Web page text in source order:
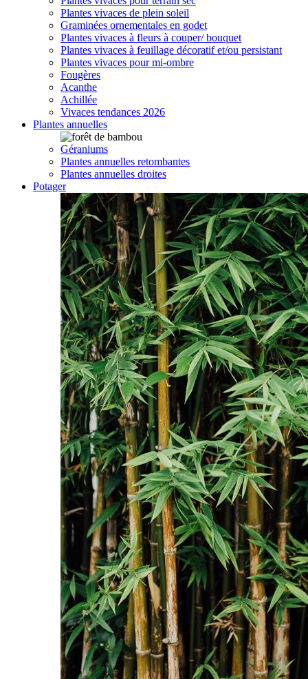
Plantes vivaces de plein soleil
Graminées ornementales en godet
Plantes vivaces à fleurs à couper/ bouquet
Plantes vivaces à feuillage décoratif et/ou persistant
Plantes vivaces pour mi-ombre
Fougères
Acanthe
Achillée
Vivaces tendances 2026
Plantes annuelles
Géraniums
Plantes annuelles retombantes
Plantes annuelles droites
Potager